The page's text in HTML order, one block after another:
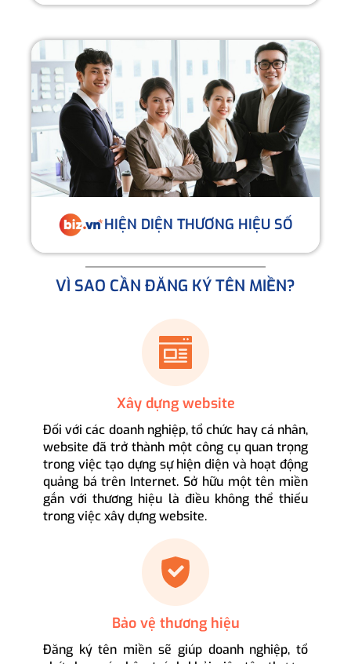
HIỆN DIỆN THƯƠNG HIỆU SỐ
VÌ SAO CẦN ĐĂNG KÝ TÊN MIỀN?
Xây dựng website
Đối với các doanh nghiệp, tổ chức hay cá nhân,
website đã trở thành một công cụ quan trọng
trong việc tạo dựng sự hiện diện và hoạt động
quảng bá trên Internet. Sở hữu một tên miền
gắn với thương hiệu là điều không thể thiếu
trong việc xây dựng website.
Bảo vệ thương hiệu
Đăng ký tên miền sẽ giúp doanh nghiệp, tổ